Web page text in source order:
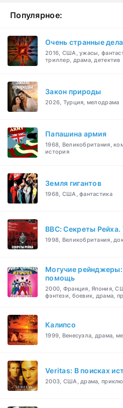
Популярное:
Очень странные дела
2016, США, ужасы,
триллер, драма, детектив
Закон природы
2026, Турция, мелодрама
Папашина армия
1968, Великобритания,
история
Земля гигантов
1968, США, фантастика
BBC: Секреты
1998, Великобритания,
Могучие рейнджеры:
помощь
2000, Франция, Япония,
фэнтези, боевик, драма,
Калипсо
1999, Венесуэла, драма,
Veritas: В поисках
2003, США, драма,